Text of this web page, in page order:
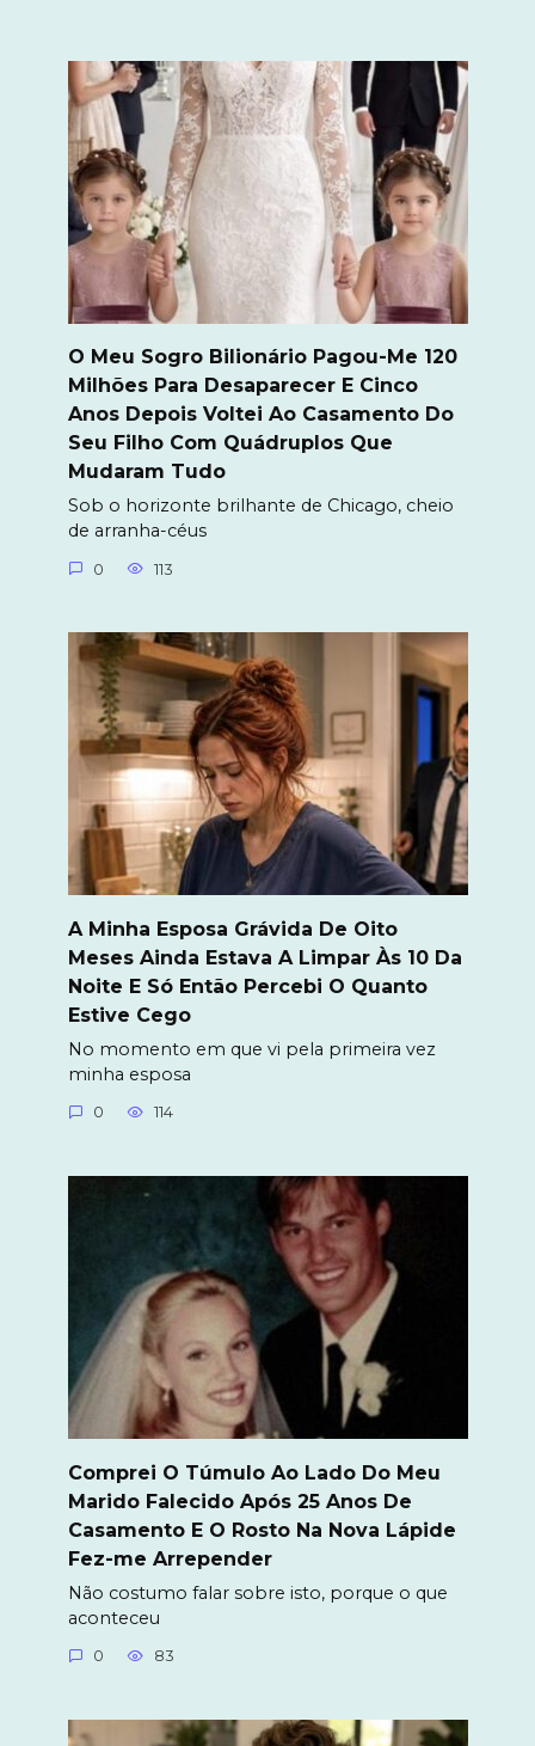
O Meu Sogro Bilionário Pagou-Me 120
Milhões Para Desaparecer E Cinco
Anos Depois Voltei Ao Casamento Do
Seu Filho Com Quádruplos Que
Mudaram Tudo
Sob o horizonte brilhante de Chicago, cheio
de arranha-céus
0 113
A Minha Esposa Grávida De Oito
Meses Ainda Estava A Limpar Às 10 Da
Noite E Só Então Percebi O Quanto
Estive Cego
No momento em que vi pela primeira vez
minha esposa
0 114
Comprei O Túmulo Ao Lado Do Meu
Marido Falecido Após 25 Anos De
Casamento E O Rosto Na Nova Lápide
Fez-me Arrepender
Não costumo falar sobre isto, porque o que
aconteceu
0 83